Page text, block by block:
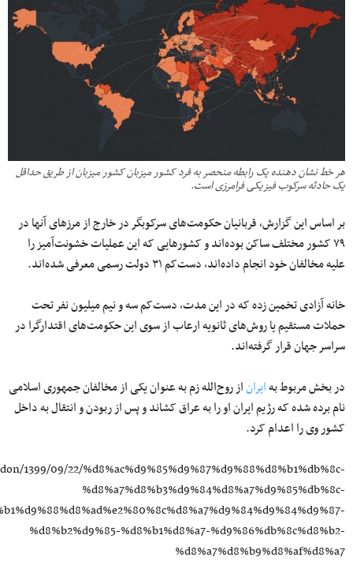
هر خط نشان دهنده یک رابطه منحصر به فرد کشور میزبان کشور میزبان از طریق حداقل
یک حادثه سرکوب فیزیکی فرامرزی است.
بر اساس این گزارش، قربانیان حکومت‌های سرکوبگر در خارج از مرزهای‌ آنها در
۷۹ کشور مختلف ساکن بوده‌اند و کشورهایی که این عملیات خشونت‌آمیز را
علیه مخالفان خود انجام داده‌اند، دست‌کم ۳۱ دولت رسمی معرفی شده‌اند.
خانه آزادی تخمین زده که در این مدت، دست‌کم سه و نیم میلیون نفر تحت
حملات مستقیم یا روش‌های ثانویه ارعاب از سوی این حکومت‌های اقتدارگرا در
سراسر جهان قرار گرفته‌اند.
در بخش مربوط بهایراناز روح‌الله زم به عنوان یکی از مخالفان جمهوری اسلامی
نام برده شده که رژیم ایران او را به عراق کشاند و پس از ربودن و انتقال به داخل
کشور وی را اعدام کرد.
1399/09/22/%d8%ac%d9%85%d9%87%d9%88%d8%b1%db%8c-
%d8%a7%d8%b3%d9%84%d8%a7%d9%85%db%8c-
%d8%b2%d9%85-%d8%b1%d8%a7-%d9%86%db%8c%d8%b2-
%d8%a7%d8%b9%d8%af%d8%a7